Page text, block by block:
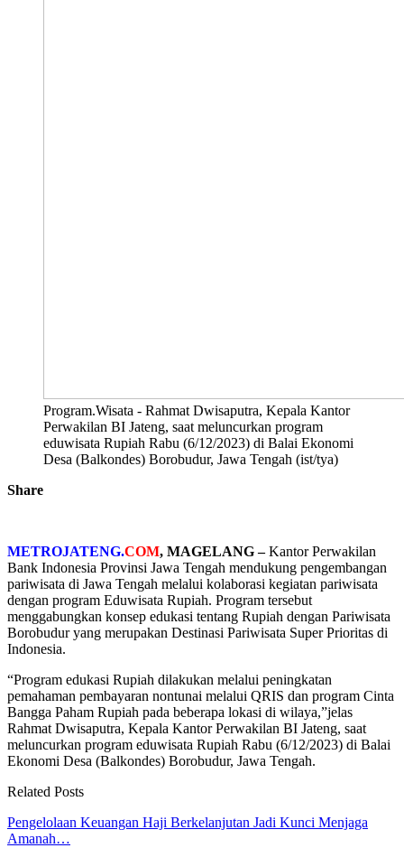
Program.Wisata - Rahmat Dwisaputra, Kepala Kantor
Perwakilan BI Jateng, saat meluncurkan program
eduwisata Rupiah Rabu (6/12/2023) di Balai Ekonomi
Desa (Balkondes) Borobudur, Jawa Tengah (ist/tya)
Share
METROJATENG.COM, MAGELANG –Kantor Perwakilan
Bank Indonesia Provinsi Jawa Tengah mendukung pengembangan
pariwisata di Jawa Tengah melalui kolaborasi kegiatan pariwisata
dengan program Eduwisata Rupiah. Program tersebut
menggabungkan konsep edukasi tentang Rupiah dengan Pariwisata
Borobudur yang merupakan Destinasi Pariwisata Super Prioritas di
Indonesia.
“Program edukasi Rupiah dilakukan melalui peningkatan
pemahaman pembayaran nontunai melalui QRIS dan program Cinta
Bangga Paham Rupiah pada beberapa lokasi di wilaya,”jelas
Rahmat Dwisaputra, Kepala Kantor Perwakilan BI Jateng, saat
meluncurkan program eduwisata Rupiah Rabu (6/12/2023) di Balai
Ekonomi Desa (Balkondes) Borobudur, Jawa Tengah.
Related Posts
Pengelolaan Keuangan Haji Berkelanjutan Jadi Kunci Menjaga
Amanah…